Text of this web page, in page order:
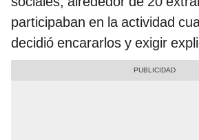
participaban en la actividad
decidió encararlos y exigir